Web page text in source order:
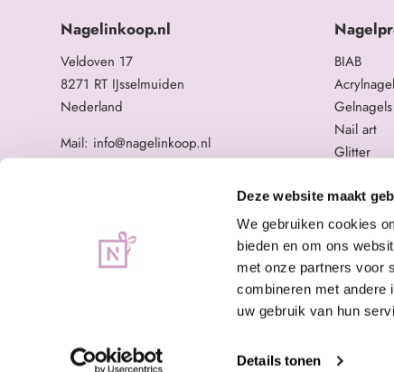
Deze website maakt
We gebruiken cookies
bieden en om ons
met onze partners voor
combineren met andere
uw gebruik van hun
Details tonen
Nagelinkoop.nl
Veldoven 17
8271 RT IJsselmuiden
Nederland
Mail: info@nagelinkoop.nl
BTW nummer: NL863104678B01
BIAB
Gelnagels
Nail art
Glitter
Overige